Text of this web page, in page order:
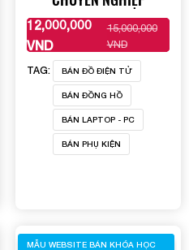
12,000,000
VND
15,000,000
VND
XEM THÊM
TAG: BÁN ĐỒ ĐIỆN TỬ
BÁN ĐỒNG HỒ
BÁN LAPTOP - PC
BÁN PHỤ KIỆN
MẪU WEBSITE BÁN KHÓA HỌC